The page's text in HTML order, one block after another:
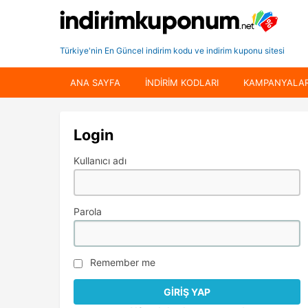
Türkiye'nin En Güncel indirim kodu ve indirim kuponu sitesi
ANA SAYFA INDIRIM KODLARI
Login
Kullanıcı adı
Parola
Remember me